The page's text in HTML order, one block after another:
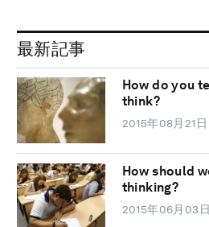
最新記事
How do you
think?
2015年08月21日
How should
thinking?
2015年06月03日